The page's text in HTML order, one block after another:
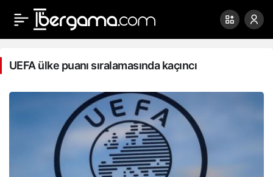
UEFA
ülke
puanı
sıralamasında
kaçıncı
Haberleri
UEFA ülke puanı sıralamasında kaçıncı